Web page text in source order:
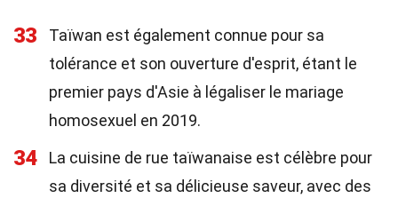
33
Taïwan est également connue pour sa
tolérance et son ouverture d'esprit, étant le
premier pays d'Asie à légaliser le mariage
homosexuel en 2019.
34
La cuisine de rue taïwanaise est célèbre pour
sa diversité et sa délicieuse saveur, avec des